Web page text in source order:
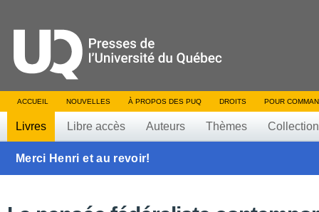
ACCUEIL NOUVELLES À PROPOS DES PUQ DROITS POUR
Livres Libre accès Auteurs Thèmes
Merci Henri et au revoir!